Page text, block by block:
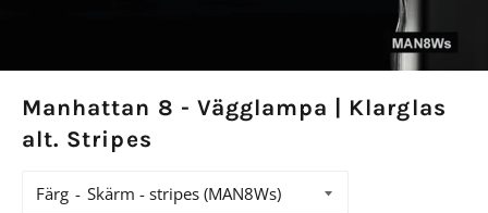
Manhattan 8 - Vägglampa | Klarglas
alt. Stripes
Färg